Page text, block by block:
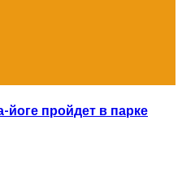
йоге пройдет в парке